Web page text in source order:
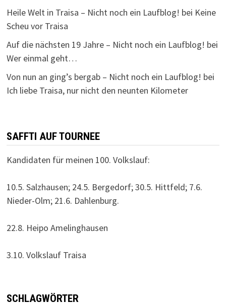
Heile Welt in Traisa – Nicht noch ein Laufblog! bei Keine
Scheu vor Traisa
Auf die nächsten 19 Jahre – Nicht noch ein Laufblog! bei
Wer einmal geht…
Von nun an ging’s bergab – Nicht noch ein Laufblog! bei
Ich liebe Traisa, nur nicht den neunten Kilometer
SAFFTI AUF TOURNEE
Kandidaten für meinen 100. Volkslauf:
10.5. Salzhausen; 24.5. Bergedorf; 30.5. Hittfeld; 7.6.
Nieder-Olm; 21.6. Dahlenburg.
22.8. Heipo Amelinghausen
3.10. Volkslauf Traisa
SCHLAGWÖRTER